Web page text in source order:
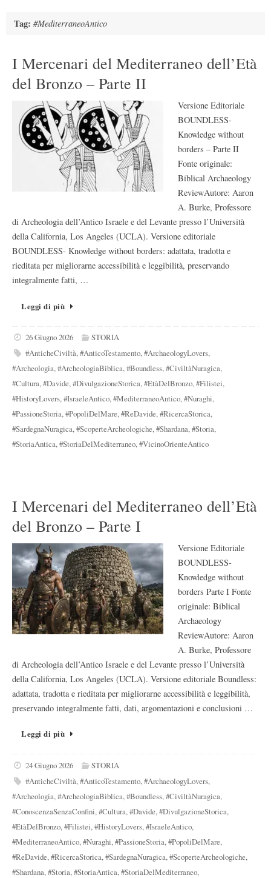
Tag: #MediterraneoAntico
I Mercenari del Mediterraneo dell’Età
del Bronzo – Parte II
Versione Editoriale
BOUNDLESS-
Knowledge without
borders – Parte II
Fonte originale:
Biblical Archaeology
ReviewAutore: Aaron
A. Burke, Professore
di Archeologia dell’Antico Israele e del Levante presso l’Università
della California, Los Angeles (UCLA). Versione editoriale
BOUNDLESS- Knowledge without borders: adattata, tradotta e
rieditata per migliorarne accessibilità e leggibilità, preservando
integralmente fatti, …
Leggi di più
26 Giugno 2026
STORIA
#AnticheCiviltà,#AnticoTestamento,#ArchaeologyLovers,
#Archeologia,#ArcheologiaBiblica,#Boundless,#CiviltàNuragica,
#Cultura,#Davide,#DivulgazioneStorica,#EtàDelBronzo,#Filistei,
#HistoryLovers,#IsraeleAntico,#MediterraneoAntico,#Nuraghi,
#PassioneStoria,#PopoliDelMare,#ReDavide,#RicercaStorica,
#SardegnaNuragica,#ScoperteArcheologiche,#Shardana,#Storia,
#StoriaAntica,#StoriaDelMediterraneo,#VicinoOrienteAntico
I Mercenari del Mediterraneo dell’Età
del Bronzo – Parte I
Versione Editoriale
BOUNDLESS-
Knowledge without
borders Parte I Fonte
originale: Biblical
Archaeology
ReviewAutore: Aaron
A. Burke, Professore
di Archeologia dell’Antico Israele e del Levante presso l’Università
della California, Los Angeles (UCLA). Versione editoriale Boundless:
adattata, tradotta e rieditata per migliorarne accessibilità e leggibilità,
preservando integralmente fatti, dati, argomentazioni e conclusioni …
Leggi di più
24 Giugno 2026
STORIA
#AnticheCiviltà,#AnticoTestamento,#ArchaeologyLovers,
#Archeologia,#ArcheologiaBiblica,#Boundless,#CiviltàNuragica,
#ConoscenzaSenzaConfini,#Cultura,#Davide,#DivulgazioneStorica,
#EtàDelBronzo,#Filistei,#HistoryLovers,#IsraeleAntico,
#MediterraneoAntico,#Nuraghi,#PassioneStoria,#PopoliDelMare,
#ReDavide,#RicercaStorica,#SardegnaNuragica,#ScoperteArcheologiche,
#Shardana,#Storia,#StoriaAntica,#StoriaDelMediterraneo,